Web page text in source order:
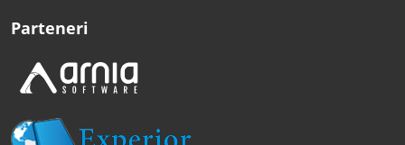
Parteneri